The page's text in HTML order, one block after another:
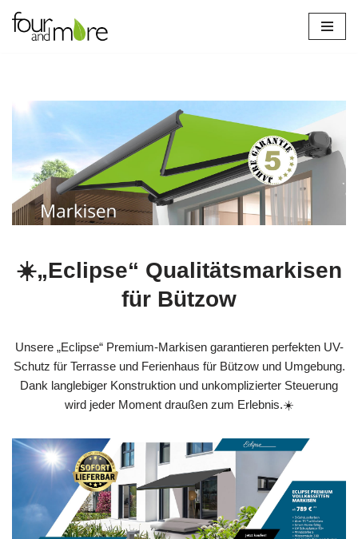
Zum
☀️„Eclipse“ Qualitätsmarkisen
für Bützow
Unsere „Eclipse“ Premium-Markisen garantieren perfekten UV-
Schutz für Terrasse und Ferienhaus für Bützow und Umgebung.
Dank langlebiger Konstruktion und unkomplizierter Steuerung
wird jeder Moment draußen zum Erlebnis.☀️